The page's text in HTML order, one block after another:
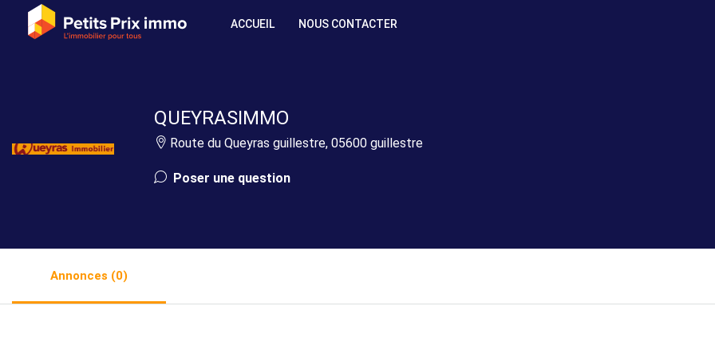
ACCUEIL NOUS CONTACTER
QUEYRASIMMO
Route du Queyras guillestre, 05600 guillestre
Poser une question
Annonces (0)